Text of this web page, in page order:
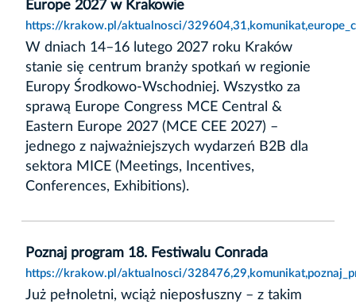
Europe 2027 w Krakowie
https://krakow.pl/aktualnosci/
W dniach 14–16 lutego 2027 roku Kraków
stanie się centrum branży spotkań w regionie
Europy Środkowo-Wschodniej. Wszystko za
sprawą Europe Congress MCE Central &
Eastern Europe 2027 (MCE CEE 2027) –
jednego z najważniejszych wydarzeń B2B dla
sektora MICE (Meetings, Incentives,
Conferences, Exhibitions).
Poznaj program 18. Festiwalu Conrada
https://krakow.pl/aktualnosci/
Już pełnoletni, wciąż nieposłuszny – z takim